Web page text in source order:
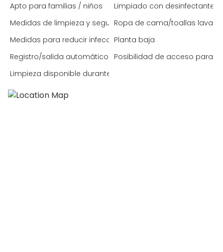
Apto para familias / niños
Limpiado con desinfectante
Medidas de limpieza y seguridad mejoradas
Ropa de cama/toallas
Medidas para reducir infecciones (España)
Planta baja
Registro/salida automático
Posibilidad de acceso para
Limpieza disponible durante la estancia